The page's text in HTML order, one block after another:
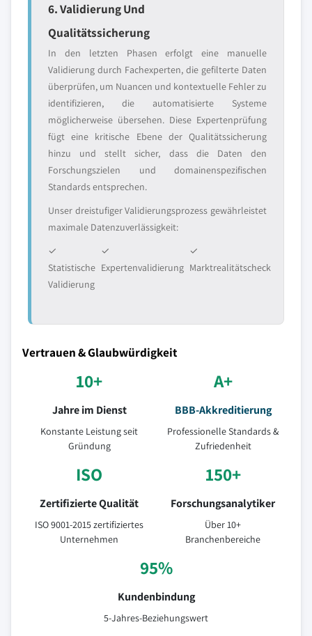
6. Validierung Und
Qualitätssicherung
In den letzten Phasen erfolgt eine manuelle
Validierung durch Fachexperten, die gefilterte Daten
überprüfen, um Nuancen und kontextuelle Fehler zu
identifizieren, die automatisierte Systeme
möglicherweise übersehen. Diese Expertenprüfung
fügt eine kritische Ebene der Qualitätssicherung
hinzu und stellt sicher, dass die Daten den
Forschungszielen und domainenspezifischen
Standards entsprechen.
Unser dreistufiger Validierungsprozess gewährleistet
maximale Datenzuverlässigkeit:
✓
Statistische
Validierung
✓
Expertenvalidierung
✓
Marktrealitätscheck
Vertrauen & Glaubwürdigkeit
10+
Jahre im Dienst
Konstante Leistung seit
Gründung
A+
BBB-Akkreditierung
Professionelle Standards &
Zufriedenheit
ISO
Zertifizierte Qualität
ISO 9001-2015 zertifiziertes
Unternehmen
150+
Forschungsanalytiker
Über 10+
Branchenbereiche
95%
Kundenbindung
5-Jahres-Beziehungswert